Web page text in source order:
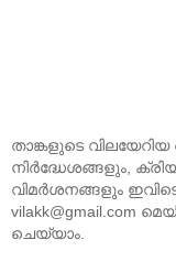
താങ്കളുടെ
നിര്‍ദ്ധേശങ്ങളും,
വിമര്‍ശനങ്ങളും
vilakk@gmail.com
ചെയ്യാം.